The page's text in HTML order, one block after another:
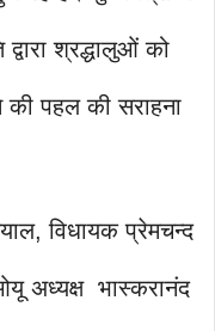
श्रद्धालुओं को
की पहल की सराहना
विधायक प्रेमचन्द
अध्यक्ष भास्करानंद